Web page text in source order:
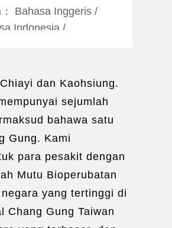
Bahasa Inggeris /
Indonesia /
：
/
/
/
WiFi
Link
dan Kaohsiung.
sejumlah
bahawa satu
Gung. Kami
para pesakit dengan
Mutu Bioperubatan
yang tertinggi di
Chang Gung Taiwan